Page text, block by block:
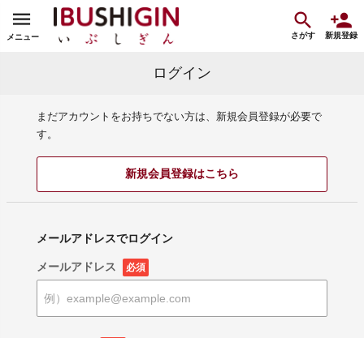
メニュー さがす 新規登録
ログイン
まだアカウントをお持ちでない方は、新規会員登録が必要で
す。
新規会員登録はこちら
メールアドレスでログイン
メールアドレス 必須